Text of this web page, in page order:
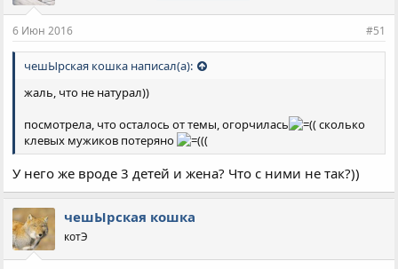
6 Июн 2016 #51
чешЫрская кошка написал(а):
жаль, что не натурал))
посмотрела, что осталось от темы, огорчилась
( сколько
клевых мужиков потеряно
((
У него же вроде 3 детей и жена? Что с ними не так?))
чешЫрская кошка
котЭ